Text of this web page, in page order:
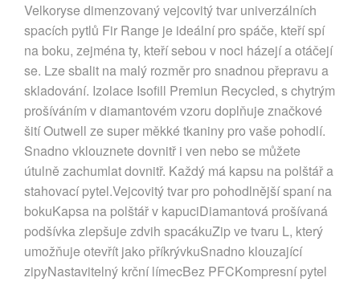
Velkoryse dimenzovaný vejcovitý tvar univerzálních
spacích pytlů Fir Range je ideální pro spáče, kteří spí
na boku, zejména ty, kteří sebou v noci házejí a otáčejí
se. Lze sbalit na malý rozměr pro snadnou přepravu a
skladování. Izolace Isofill Premiun Recycled, s chytrým
prošíváním v diamantovém vzoru doplňuje značkové
šití Outwell ze super měkké tkaniny pro vaše pohodlí.
Snadno vklouznete dovnitř i ven nebo se můžete
útulně zachumlat dovnitř. Každý má kapsu na polštář a
stahovací pytel.Vejcovitý tvar pro pohodlnější spaní na
bokuKapsa na polštář v kapuciDiamantová prošívaná
podšívka zlepšuje zdvih spacákuZip ve tvaru L, který
umožňuje otevřít jako příkrývkuSnadno klouzající
zipyNastavitelný krční límecBez PFCKompresní pytel